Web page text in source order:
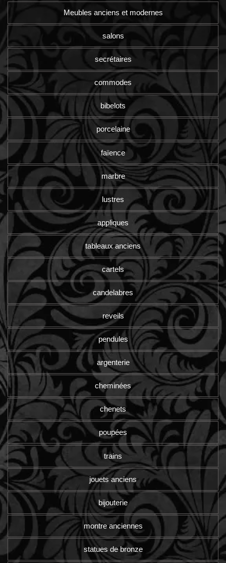
Meubles anciens et modernes
salons
secrétaires
commodes
bibelots
porcelaine
faïence
marbre
lustres
appliques
tableaux anciens
cartels
candelabres
reveils
pendules
argenterie
cheminées
chenets
poupées
trains
jouets anciens
bijouterie
montre anciennes
statues de bronze